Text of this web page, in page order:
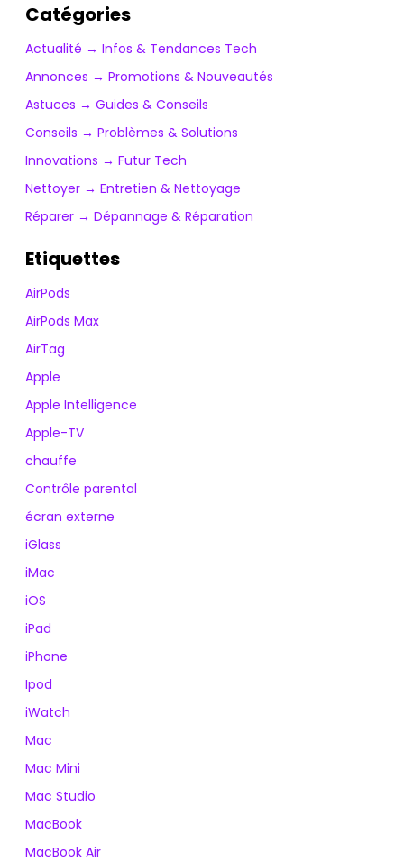
Catégories
Actualité → Infos & Tendances Tech
Annonces → Promotions & Nouveautés
Astuces → Guides & Conseils
Conseils → Problèmes & Solutions
Innovations → Futur Tech
Nettoyer → Entretien & Nettoyage
Réparer → Dépannage & Réparation
Etiquettes
AirPods
AirPods Max
AirTag
Apple
Apple Intelligence
Apple-TV
chauffe
Contrôle parental
écran externe
iGlass
iMac
iOS
iPad
iPhone
Ipod
iWatch
Mac
Mac Mini
Mac Studio
MacBook
MacBook Air